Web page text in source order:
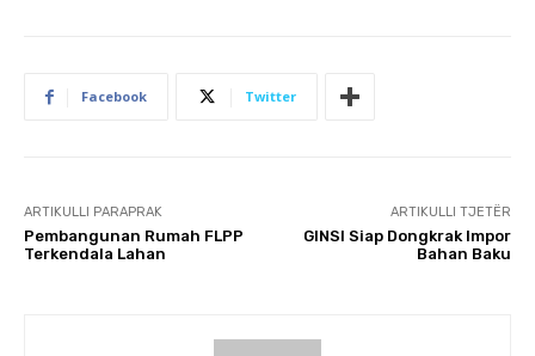
Facebook Twitter
ARTIKULLI PARAPRAK
Pembangunan Rumah FLPP
Terkendala Lahan
ARTIKULLI TJETËR
GINSI Siap Dongkrak Impor
Bahan Baku